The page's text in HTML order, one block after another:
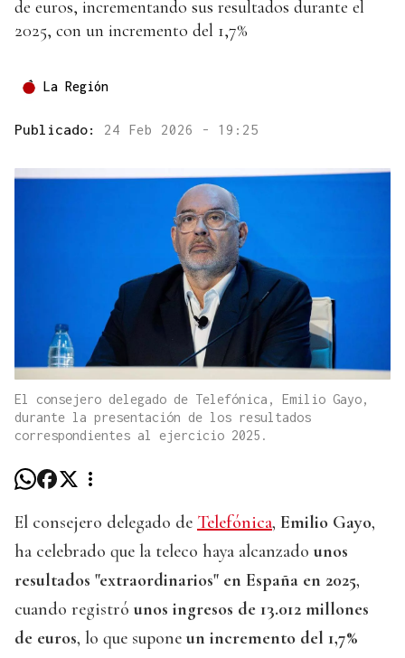
de euros, incrementando sus resultados durante el
2025, con un incremento del 1,7%
La Región
Publicado: 24 Feb 2026 - 19:25
El consejero delegado de Telefónica, Emilio Gayo,
durante la presentación de los resultados
correspondientes al ejercicio 2025.
El consejero delegado de Telefónica, Emilio Gayo,
ha celebrado que la teleco haya alcanzado unos
resultados "extraordinarios" en España en 2025,
cuando registró unos ingresos de 13.012 millones
de euros, lo que supone un incremento del 1,7%